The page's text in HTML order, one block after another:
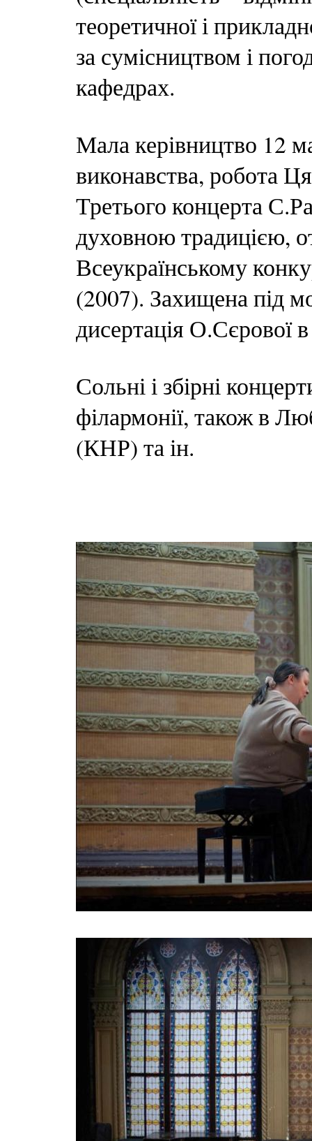
теоретичної і
за сумісництвом і
кафедрах.
Мала керівництво 12
виконавства, робота
Третього концерта
духовною традицією,
Всеукраїнському
(2007). Захищена під
дисертація О.Сєрової
Сольні і збірні
філармонії, також в
(КНР) та ін.